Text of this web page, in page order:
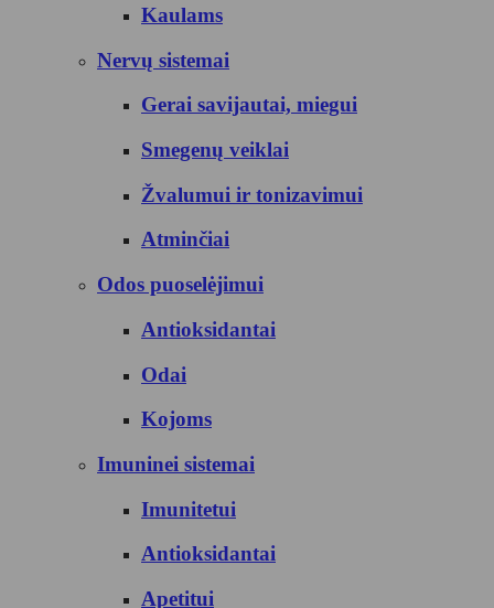
Kaulams
Nervų sistemai
Gerai savijautai, miegui
Smegenų veiklai
Žvalumui ir tonizavimui
Atminčiai
Odos puoselėjimui
Antioksidantai
Odai
Kojoms
Imuninei sistemai
Imunitetui
Antioksidantai
Apetitui